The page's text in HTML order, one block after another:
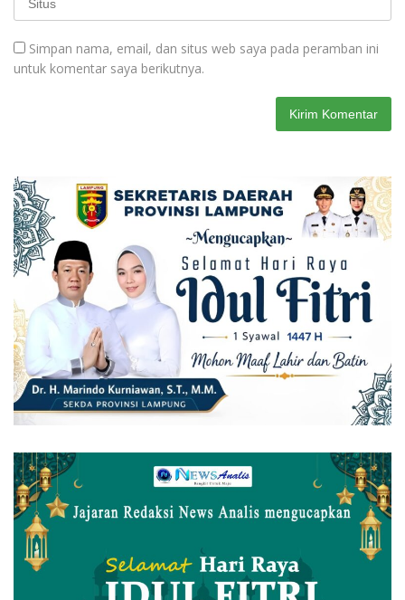
Simpan nama, email, dan situs web saya pada peramban ini
untuk komentar saya berikutnya.